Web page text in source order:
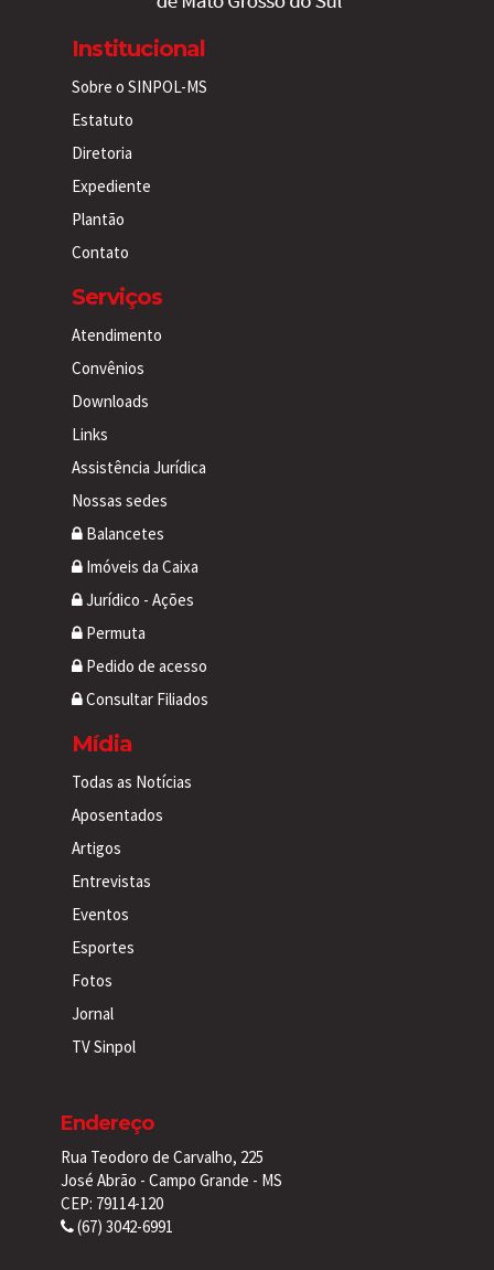
Institucional
Sobre o SINPOL-MS
Estatuto
Diretoria
Expediente
Plantão
Contato
Serviços
Atendimento
Convênios
Downloads
Links
Assistência Jurídica
Nossas sedes
Balancetes
Imóveis da Caixa
Jurídico - Ações
Permuta
Pedido de acesso
Consultar Filiados
Mídia
Todas as Notícias
Aposentados
Artigos
Entrevistas
Eventos
Esportes
Fotos
Jornal
TV Sinpol
Endereço
Rua Teodoro de Carvalho, 225
José Abrão - Campo Grande - MS
CEP: 79114-120
(67) 3042-6991